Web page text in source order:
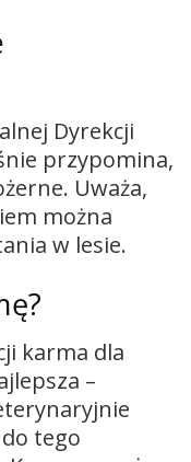
Dyrekcji
przypomina,
Uważa,
można
w lesie.
karma dla
–
tego